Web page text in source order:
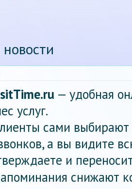
новости
— удобная
услуг.
сами
а вы видите
и
снижают